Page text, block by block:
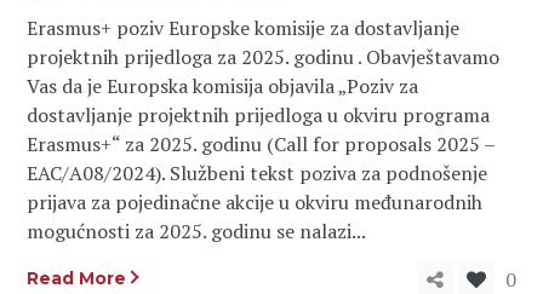
Erasmus+ poziv Europske komisije za dostavljanje
projektnih prijedloga za 2025. godinu . Obavještavamo
Vas da je Europska komisija objavila „Poziv za
dostavljanje projektnih prijedloga u okviru programa
Erasmus+“ za 2025. godinu (Call for proposals 2025 –
EAC/A08/2024). Službeni tekst poziva za podnošenje
prijava za pojedinačne akcije u okviru međunarodnih
mogućnosti za 2025. godinu se nalazi...
Read More 0